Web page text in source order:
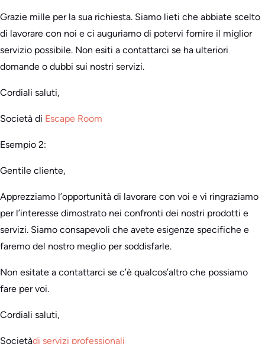
Grazie mille per la sua richiesta. Siamo lieti che abbiate scelto
di lavorare con noi e ci auguriamo di potervi fornire il miglior
servizio possibile. Non esiti a contattarci se ha ulteriori
domande o dubbi sui nostri servizi.
Cordiali saluti,
Società di Escape Room
Esempio 2:
Gentile cliente,
Apprezziamo l’opportunità di lavorare con voi e vi ringraziamo
per l’interesse dimostrato nei confronti dei nostri prodotti e
servizi. Siamo consapevoli che avete esigenze specifiche e
faremo del nostro meglio per soddisfarle.
Non esitate a contattarci se c’è qualcos’altro che possiamo
fare per voi.
Cordiali saluti,
Societàdi servizi professionali